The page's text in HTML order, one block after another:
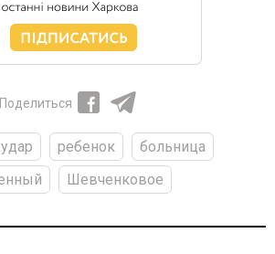
Поделиться
ребенок
больница
Шевченковое